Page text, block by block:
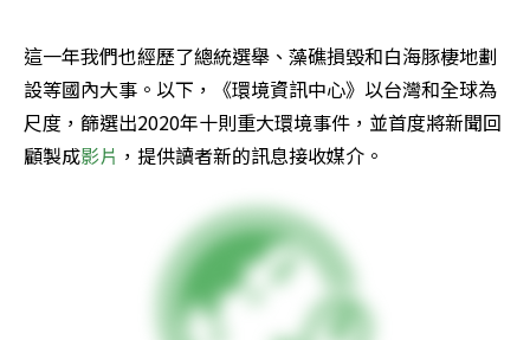
這一年我們也經歷了總統選舉、藻礁損毀和白海豚棲地劃
設等國內大事。以下，《環境資訊中心》以台灣和全球為
尺度，篩選出2020年十則重大環境事件，並首度將新聞回
顧製成影片 ，提供讀者新的訊息接收媒介。